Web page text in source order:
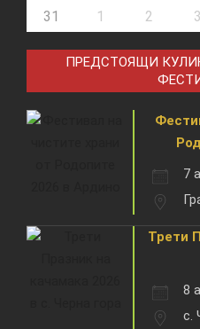
31
1 2 3
ПРЕДСТОЯЩИ
7
Трети
8
с.